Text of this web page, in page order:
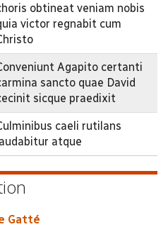
obtineat veniam nobis
victor regnabit cum
Agapito certanti
sancto quae David
sicque praedixit
caeli rutilans
atque
Gatté